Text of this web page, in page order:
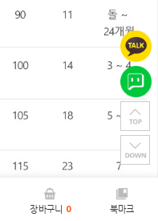
장바구니 0 북마크